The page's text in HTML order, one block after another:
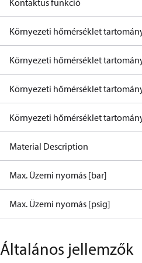
Kontaktus funkció
Környezeti hőmérséklet
Környezeti hőmérséklet
Környezeti hőmérséklet
Környezeti hőmérséklet
Material Description
Max. Üzemi nyomás [bar]
Max. Üzemi nyomás [psig]
Általános jellemzők